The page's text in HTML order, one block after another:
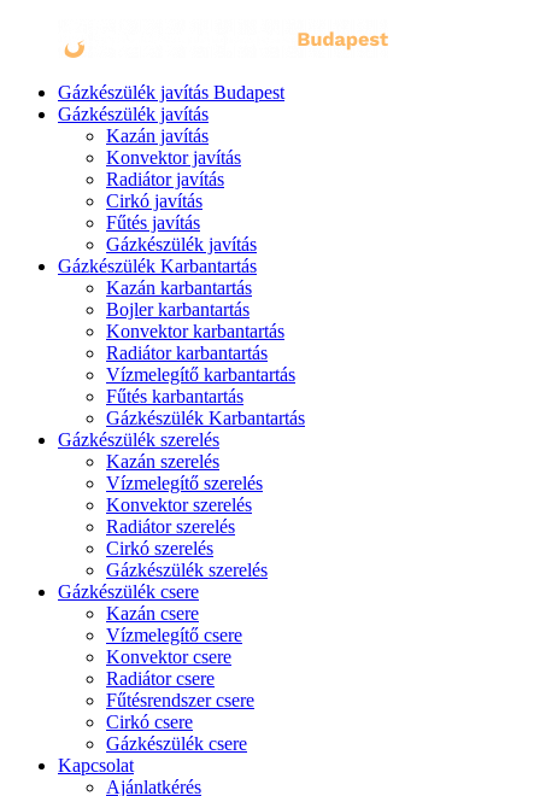
Gázkészülék javítás Budapest
Gázkészülék javítás
Kazán javítás
Konvektor javítás
Radiátor javítás
Cirkó javítás
Fűtés javítás
Gázkészülék javítás
Gázkészülék Karbantartás
Kazán karbantartás
Bojler karbantartás
Konvektor karbantartás
Radiátor karbantartás
Vízmelegítő karbantartás
Fűtés karbantartás
Gázkészülék Karbantartás
Gázkészülék szerelés
Kazán szerelés
Vízmelegítő szerelés
Konvektor szerelés
Radiátor szerelés
Cirkó szerelés
Gázkészülék szerelés
Gázkészülék csere
Kazán csere
Vízmelegítő csere
Konvektor csere
Radiátor csere
Fűtésrendszer csere
Cirkó csere
Gázkészülék csere
Kapcsolat
Ajánlatkérés